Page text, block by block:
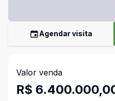
Agendar visita
Valor venda
R$